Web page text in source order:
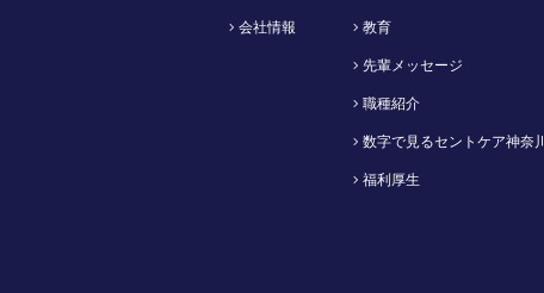
会社情報 教育
先輩メッセージ
職種紹介
数字で見るセントケア神奈川
福利厚生